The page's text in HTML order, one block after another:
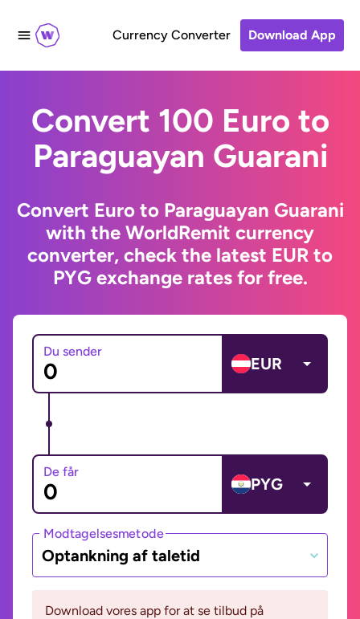
Currency Converter Download App
Convert 100 Euro to
Paraguayan Guarani
Convert Euro to Paraguayan Guarani
with the WorldRemit currency
converter, check the latest EUR to
PYG exchange rates for free.
Du sender
EUR
De får
PYG
Modtagelsesmetode
Optankning af taletid
Download vores app for at se tilbud på